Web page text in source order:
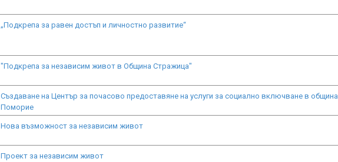
„Подкрепа за равен достъп и личностно развитие“
"Подкрепа за независим живот в Община Стражица"
Създаване на Център за почасово предоставяне на услуги за социално включване в община
Поморие
Нова възможност за независим живот
Проект за независим живот